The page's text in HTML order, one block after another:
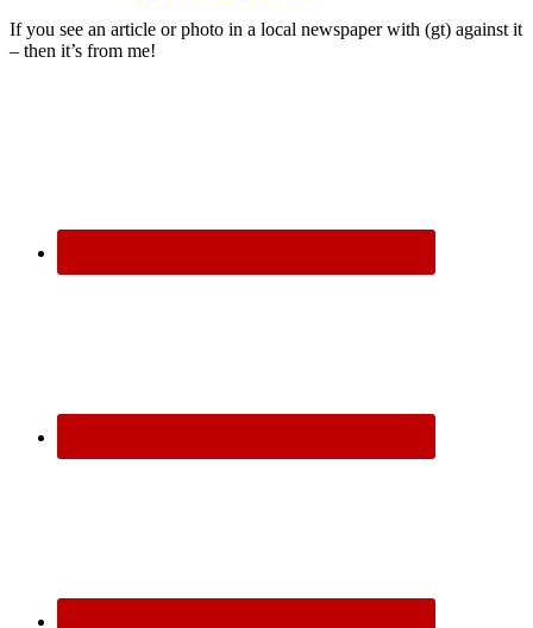
If you see an article or photo in a local newspaper with (gt) against it
– then it’s from me!